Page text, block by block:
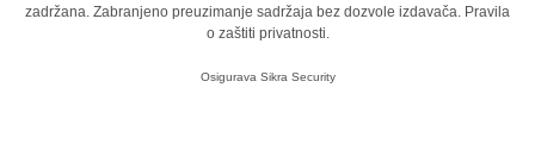
zadržana. Zabranjeno preuzimanje sadržaja bez dozvole izdavača. Pravila
o zaštiti privatnosti.
Osigurava Sikra Security